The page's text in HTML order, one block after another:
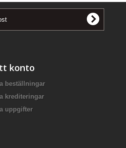
konto
beställningar
krediteringar
uppgifter